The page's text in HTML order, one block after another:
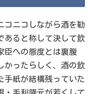
コニコしながら酒を勧
あると称して決して飲
臣への態度とは裏腹
かったらしく、酒の飲
手紙が結構残っていた